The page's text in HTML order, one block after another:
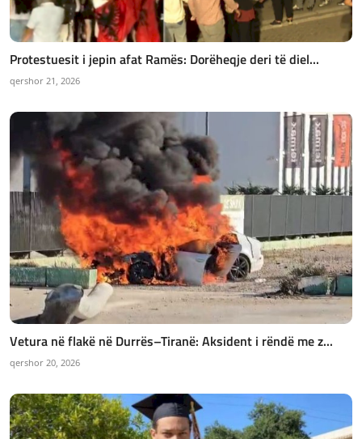
Protestuesit i jepin afat Ramës: Dorëheqje deri të diel...
qershor 21, 2026
Vetura në flakë në Durrës–Tiranë: Aksident i rëndë me z...
qershor 20, 2026